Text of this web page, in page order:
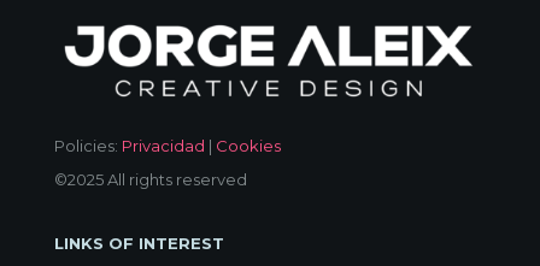
Policies: Privacidad | Cookies
©2025 All rights reserved
LINKS OF INTEREST